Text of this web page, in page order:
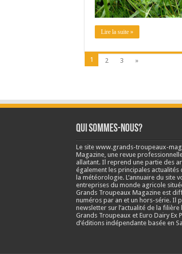
Lire la suite »
1 2 3 »
Qui sommes-nous?
Le site www.grands-troupeaux-
Magazine, une revue
allaitant. Il reprend une partie des
également les principales
la météorologie. L’annuaire du site
entreprises du monde agricole
Grands Troupeaux Magazine est
numéros par an et un hors-série. Il
newsletter sur l’actualité de la
Grands Troupeaux et Euro Dairy Ex
d’éditions indépendante basée en